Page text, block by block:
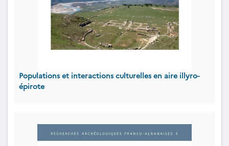
Populations et interactions culturelles en aire illyro-
épirote